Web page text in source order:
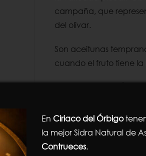
campaña, que
del olivar.
Son aceitunas
cuando el fruto tiene
El aceite de Jaén.
El aceite de oliva de
mundo, y es la base
una provincia situada
productora de aceite
En Ciriaco del Órbigo
la mejor Sidra Natural de
Contrueces.